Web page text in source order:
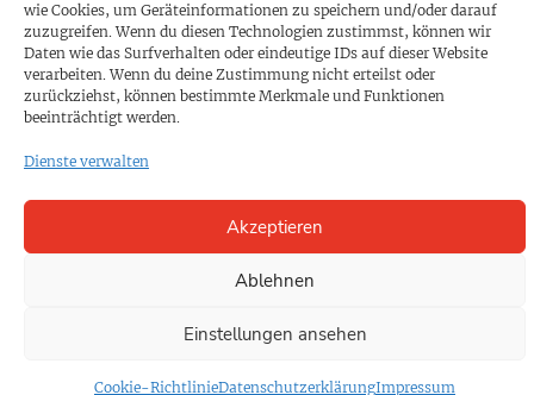
wie Cookies, um Geräteinformationen zu speichern und/oder darauf
zuzugreifen. Wenn du diesen Technologien zustimmst, können wir
Daten wie das Surfverhalten oder eindeutige IDs auf dieser Website
verarbeiten. Wenn du deine Zustimmung nicht erteilst oder
zurückziehst, können bestimmte Merkmale und Funktionen
beeinträchtigt werden.
Dienste verwalten
Akzeptieren
Ablehnen
Einstellungen ansehen
Cookie-RichtlinieDatenschutzerklärungImpressum
SPENDEN
Datenschutz
KONTAKT
Cookie-Richtlinie